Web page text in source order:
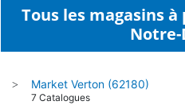
Tous les magasins
Notre-
> Market Verton (62180)
7 Catalogues